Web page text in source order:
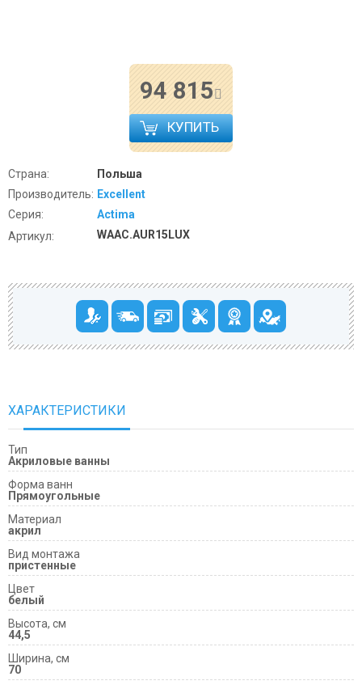
94 815
КУПИТЬ
Страна:
Польша
Производитель: Excellent
Серия:
Actima
Артикул:
WAAC.AUR15LUX
ХАРАКТЕРИСТИКИ
Тип
Акриловые ванны
Форма ванн
Прямоугольные
Материал
акрил
Вид монтажа
пристенные
Цвет
белый
Высота, см
44,5
Ширина, см
70